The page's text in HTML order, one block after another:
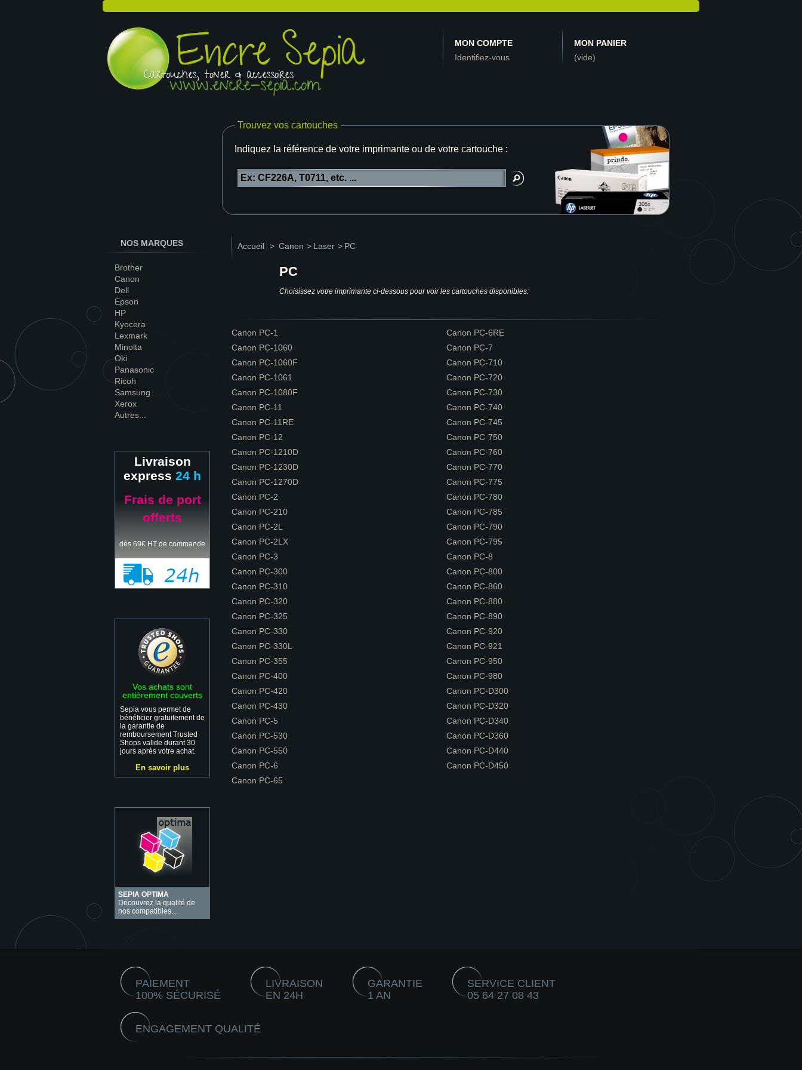
MON COMPTE
Identifiez-vous
MON PANIER
(vide)
Trouvez vos cartouches
Indiquez la référence de votre imprimante ou de votre cartouche :
NOS MARQUES
Brother
Canon
Dell
Epson
HP
Kyocera
Lexmark
Minolta
Oki
Panasonic
Ricoh
Samsung
Xerox
Autres...
Livraison
express 24 h
Frais de port
offerts
dès 69€ HT de commande
Vos achats sont
entièrement couverts
Sepia vous permet de
bénéficier gratuitement de
la garantie de
remboursement Trusted
Shops valide durant 30
jours après votre achat.
En savoir plus
SEPIA OPTIMA
Découvrez la qualité de
nos compatibles…
Accueil > Canon > Laser > PC
PC
Choisissez votre imprimante ci-dessous pour voir les cartouches disponibles:
Canon PC-1
Canon PC-1060
Canon PC-1060F
Canon PC-1061
Canon PC-1080F
Canon PC-11
Canon PC-11RE
Canon PC-12
Canon PC-1210D
Canon PC-1230D
Canon PC-1270D
Canon PC-2
Canon PC-210
Canon PC-2L
Canon PC-2LX
Canon PC-3
Canon PC-300
Canon PC-310
Canon PC-320
Canon PC-325
Canon PC-330
Canon PC-330L
Canon PC-355
Canon PC-400
Canon PC-420
Canon PC-430
Canon PC-5
Canon PC-530
Canon PC-550
Canon PC-6
Canon PC-65
Canon PC-6RE
Canon PC-7
Canon PC-710
Canon PC-720
Canon PC-730
Canon PC-740
Canon PC-745
Canon PC-750
Canon PC-760
Canon PC-770
Canon PC-775
Canon PC-780
Canon PC-785
Canon PC-790
Canon PC-795
Canon PC-8
Canon PC-800
Canon PC-860
Canon PC-880
Canon PC-890
Canon PC-920
Canon PC-921
Canon PC-950
Canon PC-980
Canon PC-D300
Canon PC-D320
Canon PC-D340
Canon PC-D360
Canon PC-D440
Canon PC-D450
PAIEMENT
100% SÉCURISÉ
LIVRAISON
EN 24H
GARANTIE
1 AN
SERVICE CLIENT
05 64 27 08 43
ENGAGEMENT QUALITÉ